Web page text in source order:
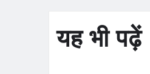
यह भी पढ़ें